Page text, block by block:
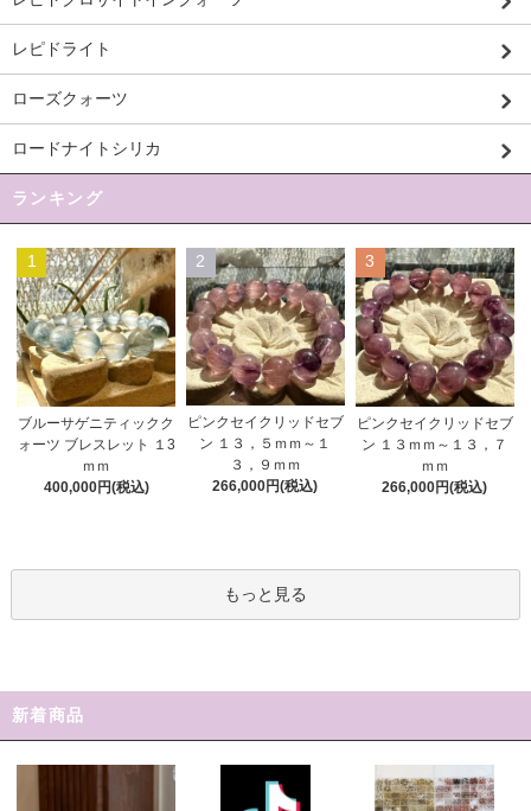
レピドライト
ローズクォーツ
ロードナイトシリカ
ランキング
1
ブルーサゲニティックク
ォーツ ブレスレット １3
ｍｍ
400,000円(税込)
2
ピンクセイクリッドセブ
ン １３，５ｍｍ～１
３，９ｍｍ
266,000円(税込)
3
ピンクセイクリッドセブ
ン １３ｍｍ～１３，７
ｍｍ
266,000円(税込)
もっと見る
新着商品